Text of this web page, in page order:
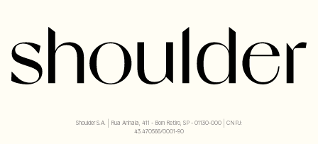
Shoulder S.A. | Rua Anhaia, 411 - Bom Retiro, SP - 01130-000 | CNPJ:
43.470566/0001-90